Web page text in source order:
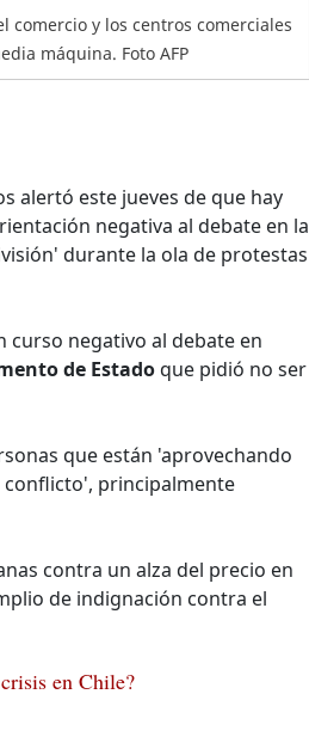
comercio y los centros comerciales
máquina. Foto AFP
alertó este jueves de que hay
negativa al debate en la
durante la ola de protestas
curso negativo al debate en
de Estadoque pidió no ser
que están 'aprovechando
conflicto', principalmente
contra un alza del precio en
de indignación contra el
en Chile?